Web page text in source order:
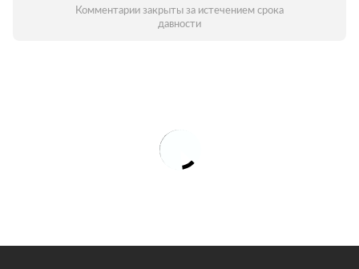
Комментарии закрыты за истечением срока
давности